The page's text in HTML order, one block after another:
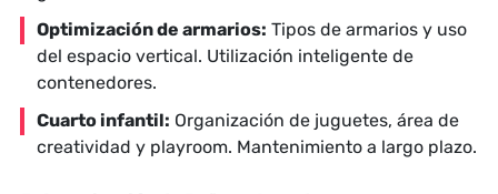
Optimización de armarios: Tipos de armarios y uso
del espacio vertical. Utilización inteligente de
contenedores.
Cuarto infantil: Organización de juguetes, área de
creatividad y playroom. Mantenimiento a largo plazo.